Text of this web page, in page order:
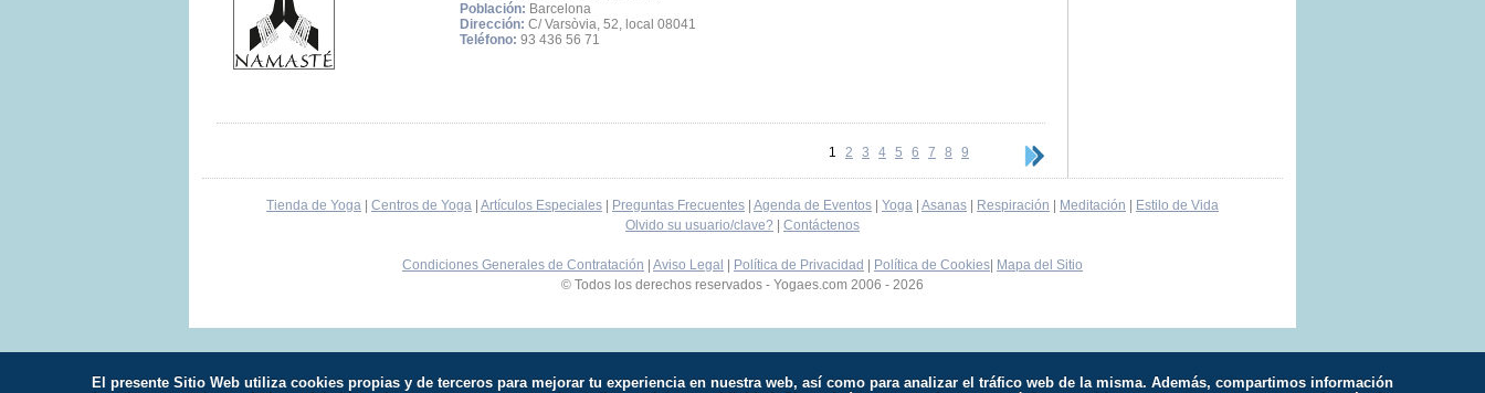
Población: Barcelona
Dirección: C/ Varsòvia, 52, local 08041
Teléfono: 93 436 56 71
1 2 3 4 5 6 7 8 9
Tienda de Yoga Centros de Yoga Artículos Especiales Preguntas Frecuentes Agenda de Eventos Yoga Asanas Respiración Meditación
Estilo de Vida
Olvido su usuario/clave?
Contáctenos
Condiciones Generales de Contratación Aviso Legal Política de Privacidad Política de Cookies Mapa del Sitio
© Todos los derechos reservados - Yogaes.com 2006 - 2026
El presente Sitio Web utiliza cookies propias y de terceros para mejorar tu experiencia en nuestra web, así como para analizar el tráfico web de la misma. Además, compartimos información